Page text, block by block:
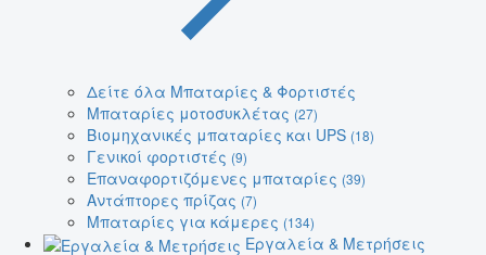
Δείτε όλα Μπαταρίες & Φορτιστές
Μπαταρίες μοτοσυκλέτας (27)
Βιομηχανικές μπαταρίες και UPS (18)
Γενικοί φορτιστές (9)
Επαναφορτιζόμενες μπαταρίες (39)
Αντάπτορες πρίζας (7)
Μπαταρίες για κάμερες (134)
Εργαλεία & Μετρήσεις